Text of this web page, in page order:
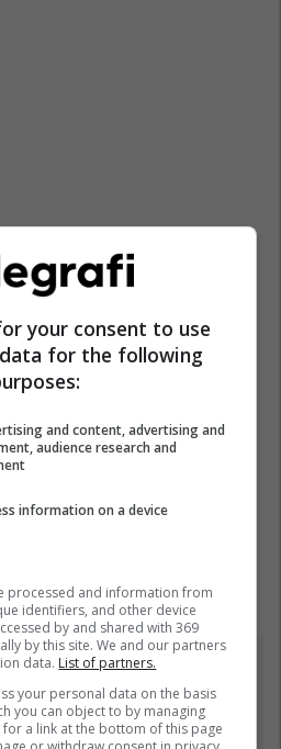
Ftohet nga prokuroria e
your consent to use
for the following
and content, advertising and
audience research and
information on a device
processed and information from
identifiers, and other device
by and shared with 369
by this site. We and our partners
data. List of partners.
your personal data on the basis
you can object to by managing
a link at the bottom of this page